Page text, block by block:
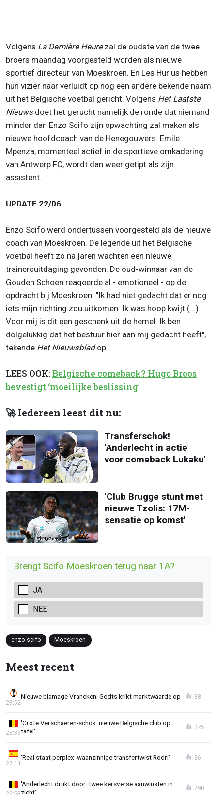
Volgens La Dernière Heurezal de oudste van de twee
broers maandag voorgesteld worden als nieuwe
sportief directeur van Moeskroen. En Les Hurlus hebben
hun vizier naar verluidt op nog een andere bekende naam
uit het Belgische voetbal gericht. Volgens Het Laatste
Nieuwsdoet het gerucht namelijk de ronde dat niemand
minder dan Enzo Scifo zijn opwachting zal maken als
nieuwe hoofdcoach van de Henegouwers. Emile
Mpenza, momenteel actief in de sportieve omkadering
van Antwerp FC, wordt dan weer getipt als zijn
assistent.
UPDATE 22/06
Enzo Scifo werd ondertussen voorgesteld als de nieuwe
coach van Moeskroen. De legende uit het Belgische
voetbal heeft zo na jaren wachten een nieuwe
trainersuitdaging gevonden. De oud-winnaar van de
Gouden Schoen reageerde al - emotioneel - op de
opdracht bij Moeskroen. "Ik had niet gedacht dat er nog
iets mijn richting zou uitkomen. Ik was hoop kwijt (...)
Voor mij is dit een geschenk uit de hemel. Ik ben
dolgelukkig dat het bestuur hier aan mij gedacht heeft",
tekende Het Nieuwsbladop.
LEES OOK:Belgische comeback? Hugo Broos
bevestigt ‘moeilijke beslissing’
🚀 Iedereen leest dit nu:
Transferschok!
'Anderlecht in actie
voor comeback Lukaku'
'Club Brugge stunt met
nieuwe Tzolis: 17M-
sensatie op komst'
Brengt Scifo Moeskroen terug naar 1A?
JA
NEE
enzo scifo Moeskroen
Meest recent
Nieuwe blamage Vrancken; Godts krikt marktwaarde op
23:52
38
'Grote Verschaeren-schok: nieuwe Belgische club op
tafel'
23:36
275
'Real staat perplex: waanzinnige transfertwist Rodri'
23:11
86
'Anderlecht drukt door: twee kersverse aanwinsten in
zicht'
22:53
298